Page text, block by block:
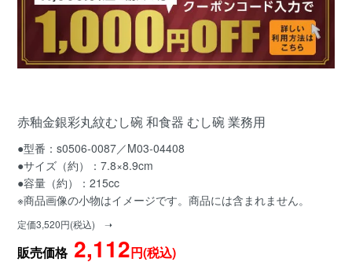
赤釉金銀彩丸紋むし碗 和食器 むし碗 業務用
●型番：s0506-0087／M03-04408
●サイズ（約）：7.8×8.9cm
●容量（約）：215cc
※商品画像の小物はイメージです。商品には含まれません。
定価3,520円(税込) ➝
販売価格2,112円(税込)